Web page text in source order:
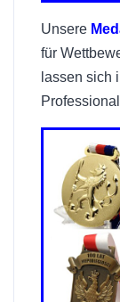
Unsere
für
lassen sich